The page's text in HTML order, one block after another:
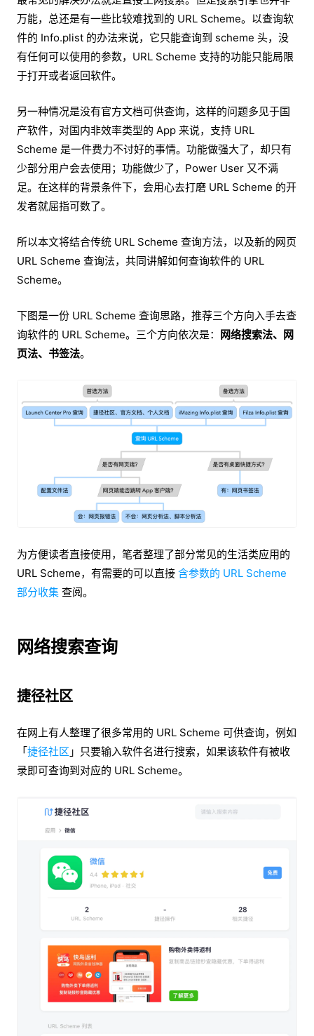
万能，总还是有一些比较难找到的 URL Scheme。以查询软
件的 Info.plist 的办法来说，它只能查询到 scheme 头，没
有任何可以使用的参数，URL Scheme 支持的功能只能局限
于打开或者返回软件。
另一种情况是没有官方文档可供查询，这样的问题多见于国
产软件，对国内非效率类型的 App 来说，支持 URL
Scheme 是一件费力不讨好的事情。功能做强大了，却只有
少部分用户会去使用；功能做少了，Power User 又不满
足。在这样的背景条件下，会用心去打磨 URL Scheme 的开
发者就屈指可数了。
所以本文将结合传统 URL Scheme 查询方法，以及新的网页
URL Scheme 查询法，共同讲解如何查询软件的 URL
Scheme。
下图是一份 URL Scheme 查询思路，推荐三个方向入手去查
询软件的 URL Scheme。三个方向依次是：
网络搜索法、网
页法、书签法。
为方便读者直接使用，笔者整理了部分常见的生活类应用的
URL Scheme，有需要的可以直接 含参数的 URL Scheme
部分收集 查阅。
网络搜索查询
捷径社区
在网上有人整理了很多常用的 URL Scheme 可供查询，例如
「捷径社区 」只要输入软件名进行搜索，如果该软件有被收
录即可查询到对应的 URL Scheme。